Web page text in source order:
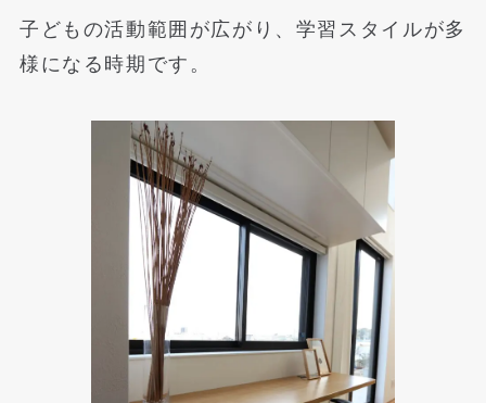
子どもの活動範囲が広がり、学習スタイルが多
様になる時期です。